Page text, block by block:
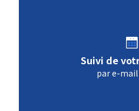
Suivi de
par e-mail